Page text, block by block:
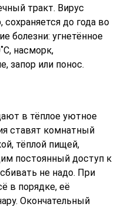
тракт. Вирус
до года во
болезни: угнетённое
насморк,
запор или понос.
в тёплое уютное
ставят комнатный
тёплой пищей,
постоянный доступ к
не надо. При
в порядке, её
Окончательный